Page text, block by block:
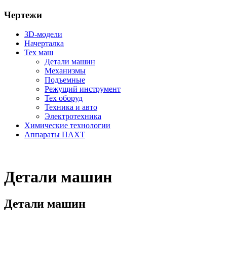
Чертежи
3D-модели
Начерталка
Тех маш
Детали машин
Механизмы
Подъемные
Режущий инструмент
Тех оборуд
Техника и авто
Электротехника
Химические технологии
Аппараты ПАХТ
Детали машин
Детали машин